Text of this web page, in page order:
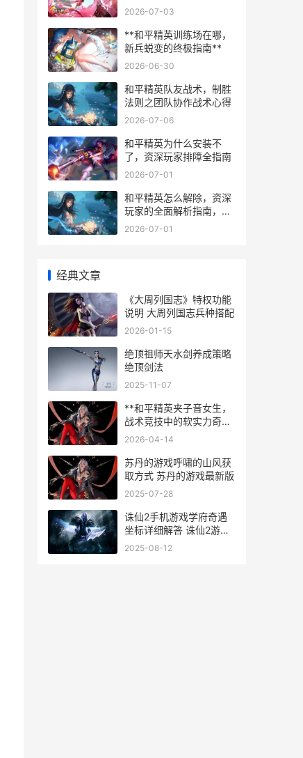
深玩家的深度解析
2026-07-03
**和平精英训练场在哪，
新兵蜕变的终极指南**
2026-06-30
和平精英队友战术，制胜
法则之团队协作战术心得
2026-07-06
和平精英为什么安装不
了，资深玩家排障全指南
2026-07-01
和平精英怎么解除，资深
玩家的全面解析指南，从
心理到实操的告别之路
2026-07-01
经典文章
《大周列国志》特权功能
说明 大周列国志兵种搭配
2026-01-15
绝顶祖师天水剑养成策略
绝顶剑法
2025-11-07
**和平精英夹子音女生，
战术竞技中的软实力奇
兵。副标题：一场声音与
2026-04-14
苏丹的游戏呼啸的山风获
取方式 苏丹的游戏最新版
2025-07-28
诛仙2手机游戏学府奇遇
坐标详细解答 诛仙2游戏
官网
2025-08-12